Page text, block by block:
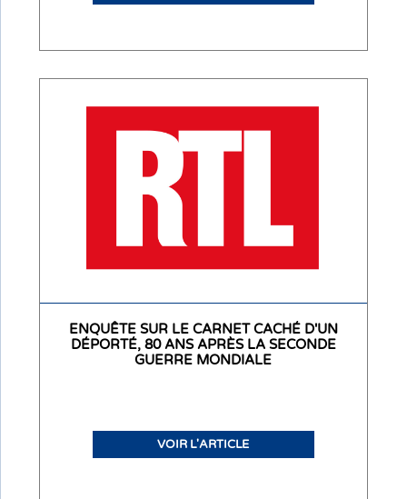
ENQUÊTE SUR LE CARNET CACHÉ D'UN
DÉPORTÉ, 80 ANS APRÈS LA SECONDE
GUERRE MONDIALE
VOIR L'ARTICLE